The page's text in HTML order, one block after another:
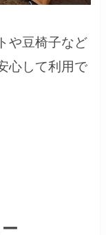
や豆椅子など
心して利用で